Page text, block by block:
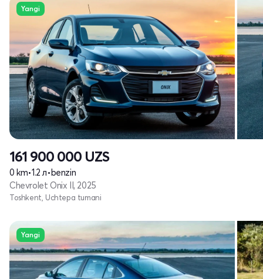
Yangi
161 900 000 UZS
0 km•1.2 л•benzin
Chevrolet Onix II, 2025
Toshkent, Uchtepa tumani
Yangi